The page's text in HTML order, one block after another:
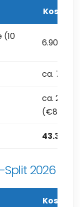
Kosten
(10
6.900 Ft
ca. 7.000
ca.
(€82,79)
43.300
2026
Kosten